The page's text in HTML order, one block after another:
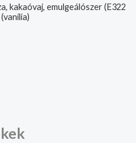
kakaóvaj, emulgeálószer (E322